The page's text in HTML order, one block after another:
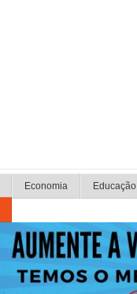
Economia Educação